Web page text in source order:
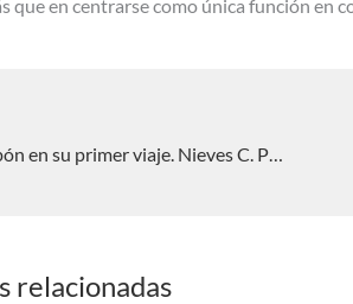
que en centrarse como única función en
Blinken viaja a Japón en su primer viaje. Nieves C. Pérez Rodríguez
relacionadas